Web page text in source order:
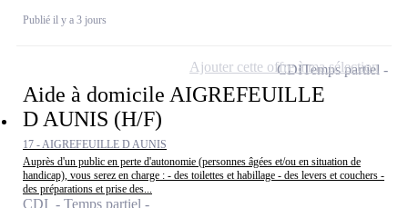
Publié il y a 3 jours
Aide à domicile AIGREFEUILLE
D AUNIS (H/F)
17 - AIGREFEUILLE D AUNIS
Auprès d'un public en perte d'autonomie (personnes âgées et/ou en situation de
handicap), vous serez en charge : - des toilettes et habillage - des levers et couchers -
des préparations et prise des...
CDI - Temps partiel
CDITemps partiel
Ajouter cette offre à ma sélection